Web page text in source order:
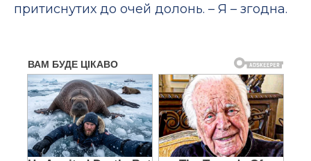
притиснутих до очей долонь. – Я – згодна.